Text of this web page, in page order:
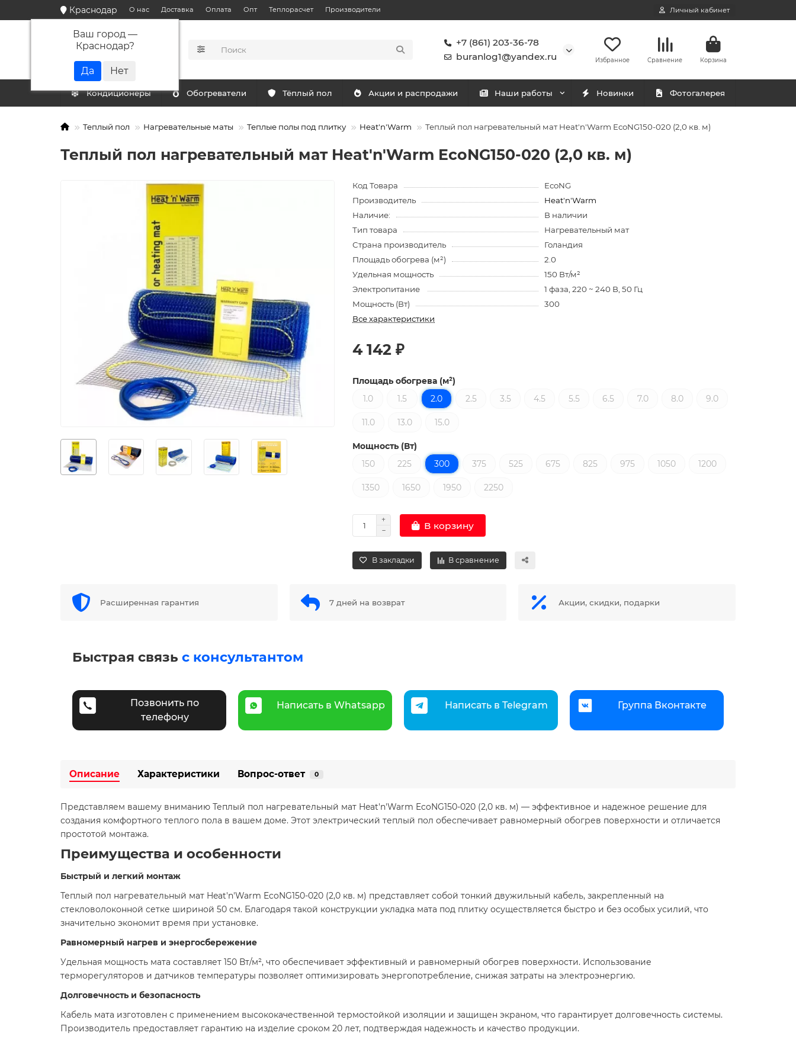
Краснодар
Ваш город —
Краснодар?
О нас Доставка Оплата Опт Теплорасчет Производители Личный кабинет
КАТАЛОГ
+7 (861) 203-36-78
buranlog1@yandex.ru
Избранное Сравнение Корзина
Кондиционеры Обогреватели Тёплый пол Акции и распродажи Наши работы Новинки Фотогалерея
Теплый пол Нагревательные маты Теплые полы под плитку Heat'n'Warm Теплый пол нагревательный мат Heat'n'Warm EcoNG150-020 (2,0 кв. м)
Теплый пол нагревательный мат Heat'n'Warm EcoNG150-020 (2,0 кв. м)
Код Товара
EcoNG
Производитель
Heat'n'Warm
Наличие:
В наличии
Тип товара
Нагревательный мат
Страна производитель
Голандия
Площадь обогрева (м²)
2.0
Удельная мощность
150 Вт/м²
Электропитание
1 фаза, 220 ~ 240 В, 50 Гц
Мощность (Вт)
300
Все характеристики
4 142 ₽
Площадь обогрева (м²)
1.0
1.5 2.0 2.5 3.5 4.5 5.5 6.5 7.0 8.0 9.0
11.0 13.0 15.0
Мощность (Вт)
150
225 300 375 525 675 825 975 1050 1200
1350 1650 1950 2250
В корзину
В закладки В сравнение
Расширенная гарантия 7 дней на возврат Акции, скидки, подарки
Быстрая связь с консультантом
Позвонить по
телефону
Написать в Whatsapp Написать в Telegram Группа Вконтакте
Описание Характеристики Вопрос-ответ 0
​Представляем вашему вниманию Теплый пол нагревательный мат Heat'n'Warm EcoNG150-020 (2,0 кв. м) — эффективное и надежное решение для
создания комфортного теплого пола в вашем доме. Этот электрический теплый пол обеспечивает равномерный обогрев поверхности и отличается
простотой монтажа.​
Преимущества и особенности
Быстрый и легкий монтаж
Теплый пол нагревательный мат Heat'n'Warm EcoNG150-020 (2,0 кв. м) представляет собой тонкий двужильный кабель, закрепленный на
стекловолоконной сетке шириной 50 см. Благодаря такой конструкции укладка мата под плитку осуществляется быстро и без особых усилий, что
значительно экономит время при установке.​
Равномерный нагрев и энергосбережение
Удельная мощность мата составляет 150 Вт/м², что обеспечивает эффективный и равномерный обогрев поверхности. Использование
терморегуляторов и датчиков температуры позволяет оптимизировать энергопотребление, снижая затраты на электроэнергию.​
Долговечность и безопасность
Кабель мата изготовлен с применением высококачественной термостойкой изоляции и защищен экраном, что гарантирует долговечность системы.
Производитель предоставляет гарантию на изделие сроком 20 лет, подтверждая надежность и качество продукции.​